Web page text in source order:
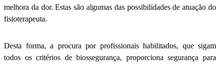
melhora da dor. Estas são algumas das possibilidades de atuação do
fisioterapeuta.
Desta forma, a procura por profissionais habilitados, que sigam
todos os critérios de biossegurança, proporciona segurança para